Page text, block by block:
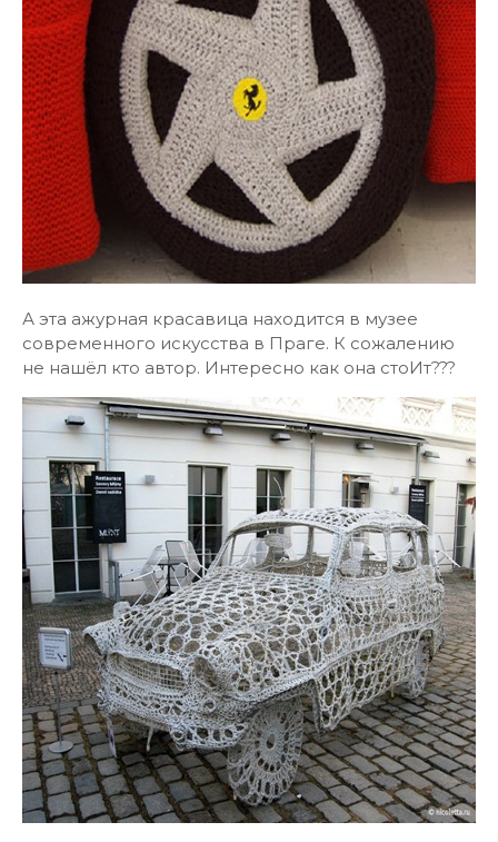
А эта ажурная красавица находится в музее
современного искусства в Праге. К сожалению
не нашёл кто автор. Интересно как она стоИт???